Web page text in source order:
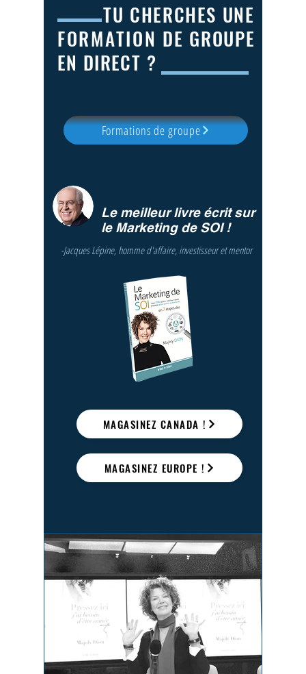
TU CHERCHES UNE
FORMATION DE GROUPE
EN DIRECT ?
Formations de groupe
Le meilleur livre écrit sur
le Marketing de SOI !
-Jacques Lépine, homme d'affaire, investisseur et mentor
MAGASINEZ CANADA !
MAGASINEZ EUROPE !